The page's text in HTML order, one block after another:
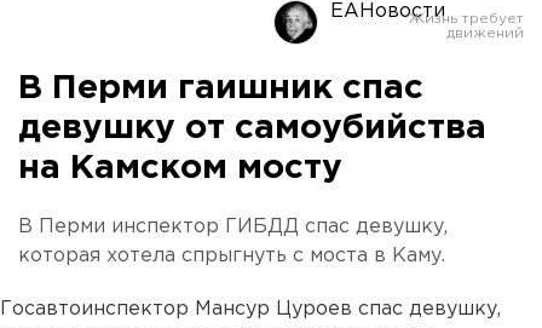
ЕАНовости
В Перми гаишник спас
девушку от самоубийства
на Камском мосту
В Перми инспектор ГИБДД спас девушку,
которая хотела спрыгнуть с моста в Каму.
Госавтоинспектор Мансур Цуроев спас девушку,